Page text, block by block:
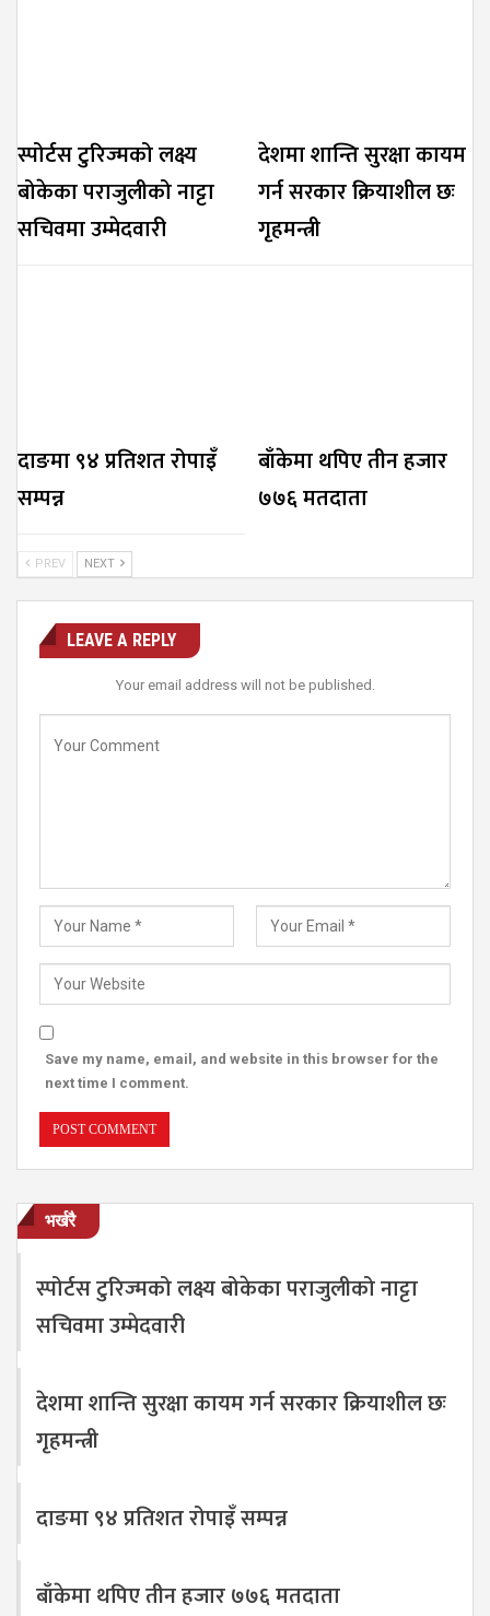
स्पोर्टस टुरिज्मको लक्ष्य
बोकेका पराजुलीको नाट्टा
सचिवमा उम्मेदवारी
देशमा शान्ति सुरक्षा कायम
गर्न सरकार क्रियाशील छः
गृहमन्त्री
दाङमा ९४ प्रतिशत रोपाइँ
सम्पन्न
बाँकेमा थपिए तीन हजार
७७६ मतदाता
PREV NEXT
LEAVE A REPLY
Your email address will not be published.
Save my name, email, and website in this browser for the
next time I comment.
भर्खरै
स्पोर्टस टुरिज्मको लक्ष्य बोकेका पराजुलीको नाट्टा
सचिवमा उम्मेदवारी
देशमा शान्ति सुरक्षा कायम गर्न सरकार क्रियाशील छः
गृहमन्त्री
दाङमा ९४ प्रतिशत रोपाइँ सम्पन्न
बाँकेमा थपिए तीन हजार ७७६ मतदाता